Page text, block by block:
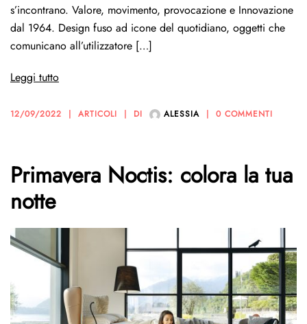
s’incontrano. Valore, movimento, provocazione e Innovazione
dal 1964. Design fuso ad icone del quotidiano, oggetti che
comunicano all’utilizzatore […]
Leggi tutto
12/09/2022 ARTICOLI DI ALESSIA 0 COMMENTI
Primavera Noctis: colora la tua
notte